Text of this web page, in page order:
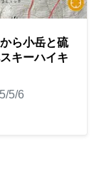
ら小岳と硫
キーハイキ
5/6